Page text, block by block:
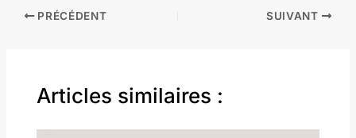
PRÉCÉDENT SUIVANT
Articles similaires :